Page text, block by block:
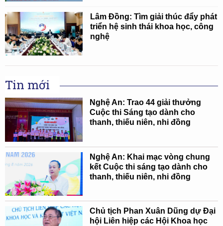
Lâm Đồng: Tìm giải thúc đẩy phát
triển hệ sinh thái khoa học, công
nghệ
Tin mới
Nghệ An: Trao 44 giải thưởng
Cuộc thi Sáng tạo dành cho
thanh, thiếu niên, nhi đồng
Nghệ An: Khai mạc vòng chung
kết Cuộc thi sáng tạo dành cho
thanh, thiếu niên, nhi đồng
Chủ tịch Phan Xuân Dũng dự Đại
hội Liên hiệp các Hội Khoa học